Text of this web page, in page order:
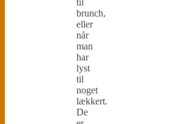
brunch,
eller
når
man
har
lyst
til
noget
lækkert.
De